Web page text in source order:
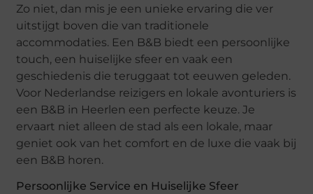
Zo niet, dan mis je een unieke ervaring die ver
uitstijgt boven die van traditionele
accommodaties. Een B&B biedt een persoonlijke
touch, een huiselijke sfeer en vaak een
geschiedenis die teruggaat tot eeuwen geleden.
Voor Nederlandse reizigers en lokale avonturiers is
een B&B in Heerlen een perfecte keuze. Je
ervaart niet alleen de stad als een lokale, maar
geniet ook van het comfort en de luxe die vaak bij
een B&B horen.
Persoonlijke Service en Huiselijke Sfeer